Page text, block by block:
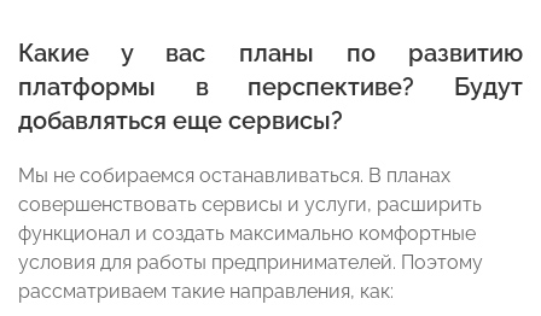
Какие у вас планы по развитию
платформы в перспективе? Будут
добавляться еще сервисы?
Мы не собираемся останавливаться. В планах
совершенствовать сервисы и услуги, расширить
функционал и создать максимально комфортные
условия для работы предпринимателей. Поэтому
рассматриваем такие направления, как: